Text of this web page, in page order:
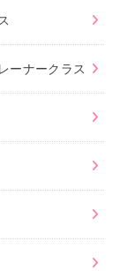
ーナークラス